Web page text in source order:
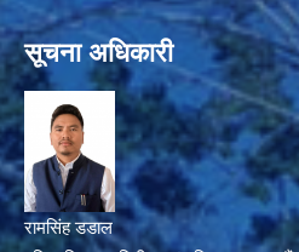
सूचना अधिकारी
रामसिंह डडाल